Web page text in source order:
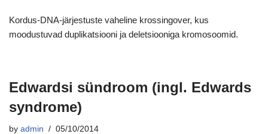
Kordus-DNA-järjestuste vaheline krossingover, kus
moodustuvad duplikatsiooni ja deletsiooniga kromosoomid.
Edwardsi sündroom (ingl. Edwards
syndrome)
by admin 05/10/2014